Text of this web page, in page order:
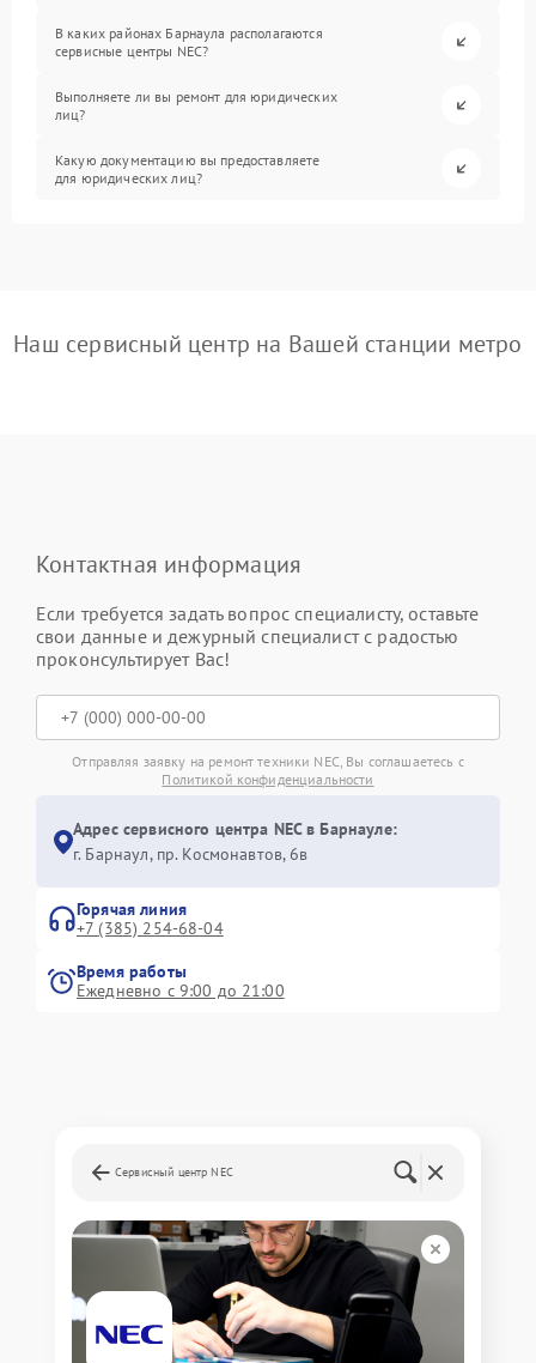
В каких районах Барнаула располагаются
сервисные центры NEC?
Выполняете ли вы ремонт для юридических
лиц?
Какую документацию вы предоставляете
для юридических лиц?
Наш сервисный центр на Вашей станции метро
Контактная информация
Если требуется задать вопрос специалисту, оставьте
свои данные и дежурный специалист с радостью
проконсультирует Вас!
Отправляя заявку на ремонт техники NEC, Вы соглашаетесь с
Политикой конфиденциальности
Адрес сервисного центра NEC в Барнауле:
г. Барнаул, ​пр. Космонавтов, 6в
Горячая линия
+7 (385) 254-68-04
Время работы
Ежедневно с 9:00 до 21:00
Сервисный центр NEC